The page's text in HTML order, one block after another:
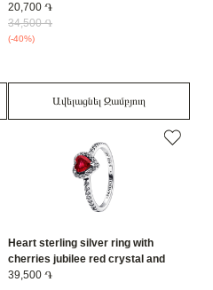
20,700 ֏
34,500 ֏
(-40%)
Ավելացնել Զամբյուղ
Heart sterling silver ring with
cherries jubilee red crystal and
clear cubic zirconia/ 198421C02-58
39,500 ֏